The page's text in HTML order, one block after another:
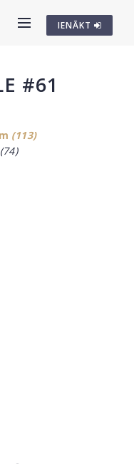
IENĀKT
#61
(113)
(74)